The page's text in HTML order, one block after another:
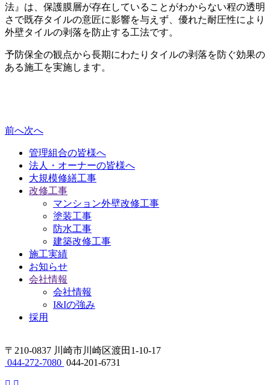
法』は、保護膜層が存在していることがわからない程の透明
さで既存タイルの意匠に影響を与えず、優れた耐圧性により
外壁タイルの剥落を防止する工法です。
予防保全の観点から長期にわたりタイルの剥落を防ぐ効果の
ある施工を実施します。
前へ次へ
管理組合の皆様へ
法人・オーナーの皆様へ
大規模修繕工事
改修工事
マンション外壁改修工事
塗装工事
防水工事
建築改修工事
施工実績
お知らせ
会社情報
会社情報
I&Iの強み
採用
〒210-0837 川崎市川崎区渡田1-10-17
044-272-7080 044-201-6731